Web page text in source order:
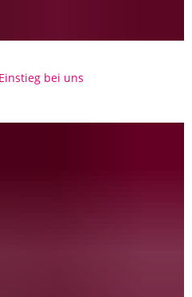
bei uns